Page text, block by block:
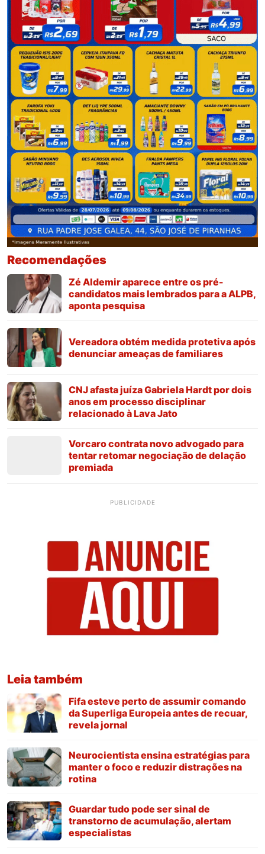
Recomendações
Zé Aldemir aparece entre os pré-
candidatos mais lembrados para a ALPB,
aponta pesquisa
Vereadora obtém medida protetiva após
denunciar ameaças de familiares
CNJ afasta juíza Gabriela Hardt por dois
anos em processo disciplinar
relacionado à Lava Jato
Vorcaro contrata novo advogado para
tentar retomar negociação de delação
premiada
PUBLICIDADE
Leia também
Fifa esteve perto de assumir comando
da Superliga Europeia antes de recuar,
revela jornal
Neurocientista ensina estratégias para
manter o foco e reduzir distrações na
rotina
Guardar tudo pode ser sinal de
transtorno de acumulação, alertam
especialistas